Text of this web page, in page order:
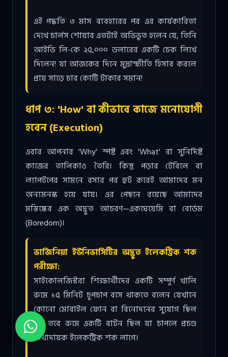
এই পদ্ধতি ৩ মাস ব্যবহারের পর এর কার্যকারিতা
দেখে চার্লস শোয়াব এতটাই অভিভূত হলেন যে, তিনি
আইভি লি-কে ২৫,০০০ ডলারের একটি চেক লিখে
দিলেন! যা আজকের দিনে মুদ্রাস্ফীতি হিসাব করলে
প্রায় সাড়ে চার কোটি টাকার সমান!
ধাপ ৩: 'How' বা কীভাবে কাজে মনোযোগী
হবেন (Execution)
এবার আপনার 'Why' স্পষ্ট এবং 'What' বা সুনির্দিষ্ট
কাজের তালিকাও তৈরি। কিন্তু পড়ার টেবিলে বা
ল্যাপটপের সামনে বসার পর হুট করেই আমাদের মন
অন্যমনস্ক হয়ে যায়। এর পেছনে রয়েছে আমাদের
মস্তিষ্কের এক অদ্ভুত আচরণ—একঘেয়েমি বা বোর্ডম
(Boredom)।
ভার্জিনিয়া ইউনিভার্সিটির অদ্ভুত ইলেকট্রিক শক
পরীক্ষা:
সাইকোলজিস্টরা শিক্ষার্থীদের একটি সম্পূর্ণ খালি
রুমে ১৫ মিনিট চুপচাপ বসে থাকতে বলেন যেখানে
কোনো মোবাইল ফোন বা বিনোদনের সুযোগ ছিল
না। তবে রুমে একটি বাটন ছিল যা চাপলে প্রচণ্ড
ব্যথাদায়ক ইলেকট্রিক শক লাগে।